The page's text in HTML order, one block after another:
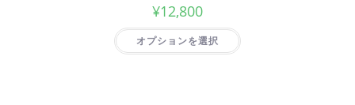
¥12,800
オプションを選択